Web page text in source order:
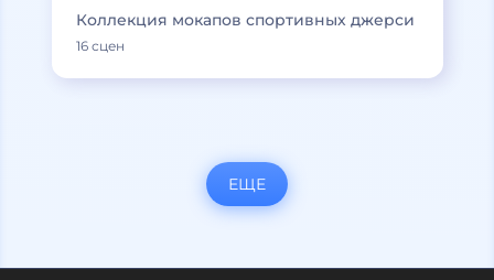
Коллекция мокапов спортивных джерси
16 сцен
ЕЩЕ